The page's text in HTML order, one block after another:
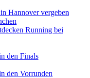
Hannover vergeben
Running bei
den Finals
den Vorrunden